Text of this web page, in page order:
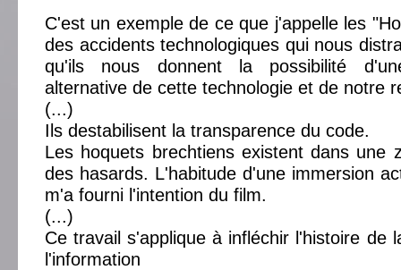
C'est un exemple de ce que j'appelle les
des accidents technologiques qui nous
qu'ils nous donnent la possibilité
alternative de cette technologie et de notre
(...)
Ils destabilisent la transparence du code.
Les hoquets brechtiens existent dans une
des hasards. L'habitude d'une immersion
m'a fourni l'intention du film.
(...)
Ce travail s'applique à infléchir l'histoire de
l'information